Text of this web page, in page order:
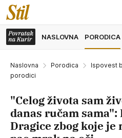
NASLOVNA PORODICA
Naslovna Porodica
Ispovest
porodici
"Celog života sam
danas ručam sama":
Dragice zbog koje je